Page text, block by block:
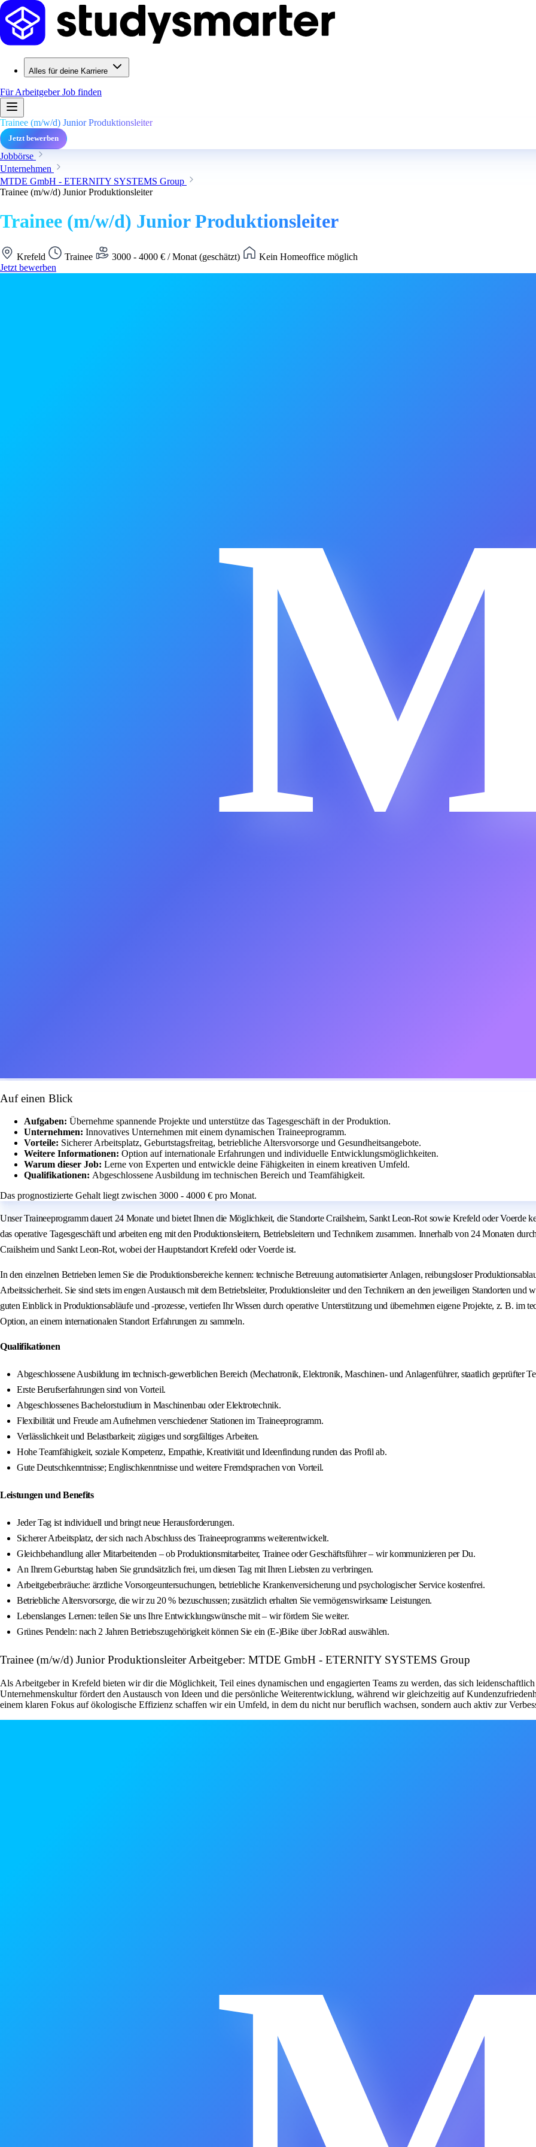
Alles für deine Karriere
Für ArbeitgeberJob finden
Trainee (m/w/d) Junior Produktionsleiter
Jetzt bewerben
Jobbörse
Unternehmen
MTDE GmbH - ETERNITY SYSTEMS Group
Trainee (m/w/d) Junior Produktionsleiter
Trainee (m/w/d) Junior Produktionsleiter
Krefeld Trainee 3000 - 4000 € / Monat (geschätzt)
Kein Homeoffice möglich
Jetzt bewerben
Auf einen Blick
Aufgaben: Übernehme spannende Projekte und unterstütze das Tagesgeschäft in der Produktion.
Unternehmen: Innovatives Unternehmen mit einem dynamischen Traineeprogramm.
Vorteile: Sicherer Arbeitsplatz, Geburtstagsfreitag, betriebliche Altersvorsorge und Gesundheitsangebote.
Weitere Informationen: Option auf internationale Erfahrungen und individuelle Entwicklungsmöglichkeiten.
Warum dieser Job: Lerne von Experten und entwickle deine Fähigkeiten in einem kreativen Umfeld.
Qualifikationen: Abgeschlossene Ausbildung im technischen Bereich und Teamfähigkeit.
Das prognostizierte Gehalt liegt zwischen 3000 - 4000 € pro Monat.
Unser Traineeprogramm dauert 24 Monate und bietet Ihnen die Möglichkeit, die Standorte Crailsheim, Sankt Leon‑Rot sowie Krefeld oder Voerde
das operative Tagesgeschäft und arbeiten eng mit den Produktionsleitern, Betriebsleitern und Technikern zusammen. Innerhalb von 24 Monaten
Crailsheim und Sankt Leon‑Rot, wobei der Hauptstandort Krefeld oder Voerde ist.
In den einzelnen Betrieben lernen Sie die Produktionsbereiche kennen: technische Betreuung automatisierter Anlagen, reibungsloser
Arbeitssicherheit. Sie sind stets im engen Austausch mit dem Betriebsleiter, Produktionsleiter und den Technikern an den jeweiligen Standorten und
guten Einblick in Produktionsabläufe und -prozesse, vertiefen Ihr Wissen durch operative Unterstützung und übernehmen eigene Projekte, z. B. im
Option, an einem internationalen Standort Erfahrungen zu sammeln.
Qualifikationen
Abgeschlossene Ausbildung im technisch‑gewerblichen Bereich (Mechatronik, Elektronik, Maschinen‑ und Anlagenführer, staatlich geprüfter
Erste Berufserfahrungen sind von Vorteil.
Abgeschlossenes Bachelorstudium in Maschinenbau oder Elektrotechnik.
Flexibilität und Freude am Aufnehmen verschiedener Stationen im Traineeprogramm.
Verlässlichkeit und Belastbarkeit; zügiges und sorgfältiges Arbeiten.
Hohe Teamfähigkeit, soziale Kompetenz, Empathie, Kreativität und Ideenfindung runden das Profil ab.
Gute Deutschkenntnisse; Englischkenntnisse und weitere Fremdsprachen von Vorteil.
Leistungen und Benefits
Jeder Tag ist individuell und bringt neue Herausforderungen.
Sicherer Arbeitsplatz, der sich nach Abschluss des Traineeprogramms weiterentwickelt.
Gleichbehandlung aller Mitarbeitenden – ob Produktionsmitarbeiter, Trainee oder Geschäftsführer – wir kommunizieren per Du.
An Ihrem Geburtstag haben Sie grundsätzlich frei, um diesen Tag mit Ihren Liebsten zu verbringen.
Arbeitgeberbräuche: ärztliche Vorsorgeuntersuchungen, betriebliche Krankenversicherung und psychologischer Service kostenfrei.
Betriebliche Altersvorsorge, die wir zu 20 % bezuschussen; zusätzlich erhalten Sie vermögenswirksame Leistungen.
Lebenslanges Lernen: teilen Sie uns Ihre Entwicklungswünsche mit – wir fördern Sie weiter.
Grünes Pendeln: nach 2 Jahren Betriebszugehörigkeit können Sie ein (E-)Bike über JobRad auswählen.
Trainee (m/w/d) Junior Produktionsleiter Arbeitgeber: MTDE GmbH - ETERNITY SYSTEMS Group
Als Arbeitgeber in Krefeld bieten wir dir die Möglichkeit, Teil eines dynamischen und engagierten Teams zu werden, das sich
Unternehmenskultur fördert den Austausch von Ideen und die persönliche Weiterentwicklung, während wir gleichzeitig auf
einem klaren Fokus auf ökologische Effizienz schaffen wir ein Umfeld, in dem du nicht nur beruflich wachsen, sondern auch aktiv zur